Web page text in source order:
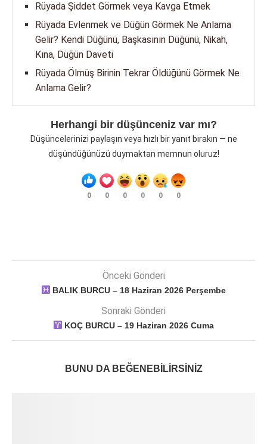
Rüyada Şiddet Görmek veya Kavga Etmek
Rüyada Evlenmek ve Düğün Görmek Ne Anlama
Gelir? Kendi Düğünü, Başkasının Düğünü, Nikah,
Kına, Düğün Daveti
Rüyada Ölmüş Birinin Tekrar Öldüğünü Görmek Ne
Anlama Gelir?
Herhangi bir düşünceniz var mı?
Düşüncelerinizi paylaşın veya hızlı bir yanıt bırakın — ne
düşündüğünüzü duymaktan memnun oluruz!
0 0 0 0 0 0
Önceki Gönderi
BALIK BURCU – 18 Haziran 2026 Perşembe
Sonraki Gönderi
KOÇ BURCU – 19 Haziran 2026 Cuma
BUNU DA BEĞENEBILIRSINIZ